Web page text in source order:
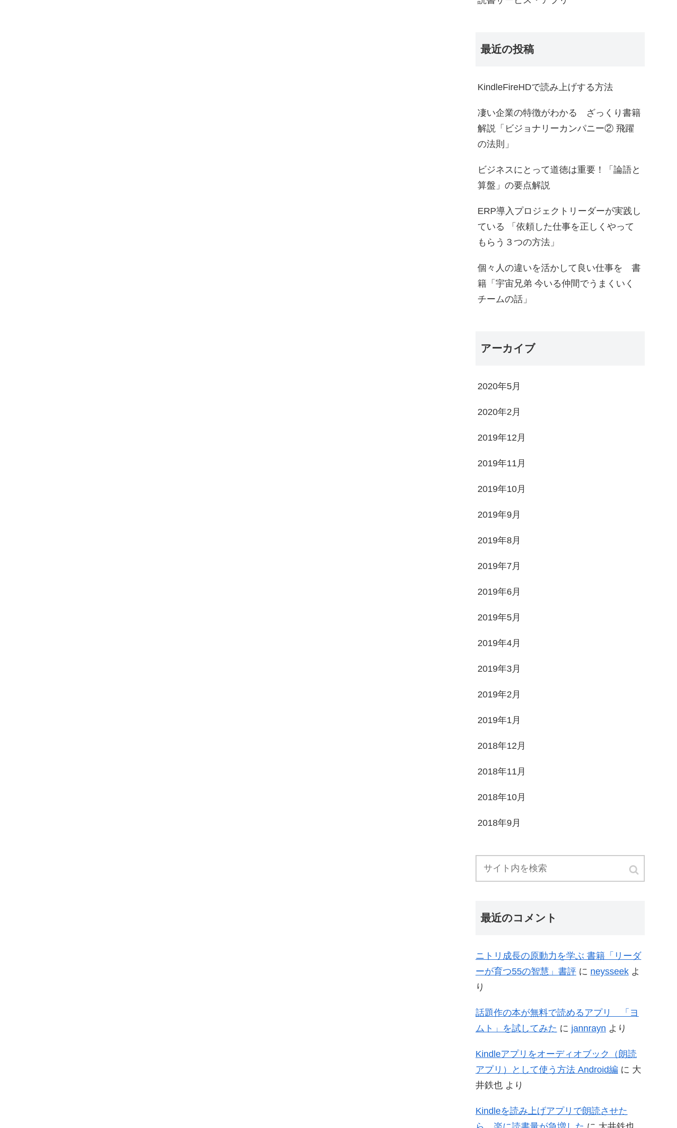
最近の投稿
KindleFireHDで読み上げする方法
凄い企業の特徴がわかる ざっくり書籍
解説「ビジョナリーカンパニー② 飛躍
の法則」
ビジネスにとって道徳は重要！「論語と
算盤」の要点解説
ERP導入プロジェクトリーダーが実践し
ている 「依頼した仕事を正しくやって
もらう３つの方法」
個々人の違いを活かして良い仕事を 書
籍「宇宙兄弟 今いる仲間でうまくいく
チームの話」
アーカイブ
2020年5月
2020年2月
2019年12月
2019年11月
2019年10月
2019年9月
2019年8月
2019年7月
2019年6月
2019年5月
2019年4月
2019年3月
2019年2月
2019年1月
2018年12月
2018年11月
2018年10月
2018年9月
最近のコメント
ニトリ成長の原動力を学ぶ 書籍「リーダ
ーが育つ55の智慧」書評 に neysseek よ
り
話題作の本が無料で読めるアプリ 「ヨ
ムト」を試してみた に jannrayn より
Kindleアプリをオーディオブック（朗読
アプリ）として使う方法 Android編 に 大
井鉄也 より
Kindleを読み上げアプリで朗読させた